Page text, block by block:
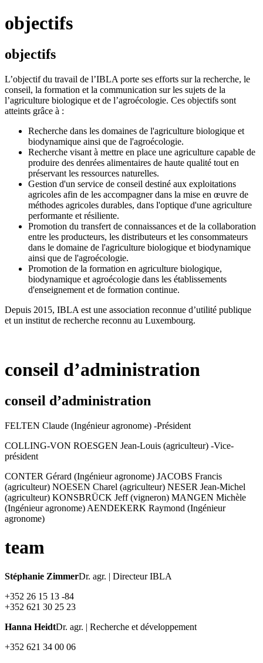
objectifs
objectifs
L’objectif du travail de l’IBLA porte ses efforts sur la recherche, le
conseil, la formation et la communication sur les sujets de la
l’agriculture biologique et de l’agroécologie. Ces objectifs sont
atteints grâce à :
Recherche dans les domaines de l'agriculture biologique et
biodynamique ainsi que de l'agroécologie.
Recherche visant à mettre en place une agriculture capable de
produire des denrées alimentaires de haute qualité tout en
préservant les ressources naturelles.
Gestion d'un service de conseil destiné aux exploitations
agricoles afin de les accompagner dans la mise en œuvre de
méthodes agricoles durables, dans l'optique d'une agriculture
performante et résiliente.
Promotion du transfert de connaissances et de la collaboration
entre les producteurs, les distributeurs et les consommateurs
dans le domaine de l'agriculture biologique et biodynamique
ainsi que de l'agroécologie.
Promotion de la formation en agriculture biologique,
biodynamique et agroécologie dans les établissements
d'enseignement et de formation continue.
Depuis 2015, IBLA est une association reconnue d’utilité publique
et un institut de recherche reconnu au Luxembourg.
conseil d’administration
conseil d’administration
FELTEN Claude (Ingénieur agronome) -Président
COLLING-VON ROESGEN Jean-Louis (agriculteur) -Vice-
président
CONTER Gérard (Ingénieur agronome) JACOBS Francis
(agriculteur) NOESEN Charel (agriculteur) NESER Jean-Michel
(agriculteur) KONSBRÜCK Jeff (vigneron) MANGEN Michèle
(Ingénieur agronome) AENDEKERK Raymond (Ingénieur
agronome)
team
Stéphanie ZimmerDr. agr. | Directeur IBLA
+352 26 15 13 -84
+352 621 30 25 23
Hanna HeidtDr. agr. | Recherche et développement
+352 621 34 00 06